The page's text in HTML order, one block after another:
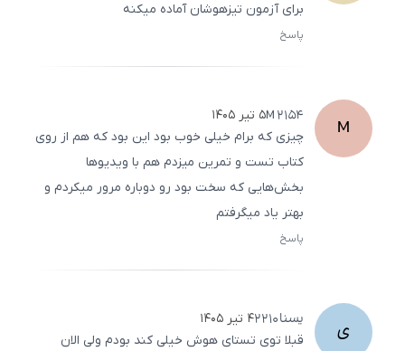
برای آزمون تیزهوشان آماده میکنه
پاسخ
M
M2154
۵ تیر ۱۴۰۵
چیزی که برام خیلی خوب بود این بود که هم از روی
کتاب تست و تمرین میزدم هم با ویدیوها
بخش‌هایی که سخت بود رو دوباره مرور میکردم و
بهتر یاد میگرفتم
پاسخ
ی یسنا2210۴ تیر ۱۴۰۵
قبلا توی تستای هوش خیلی کند بودم ولی الان